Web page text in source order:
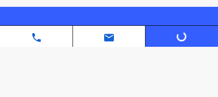
Loading...
Автономная некоммерческая организация дополнительного